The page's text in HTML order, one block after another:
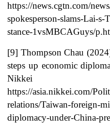
https://news.cgtn.com/
spokesperson-slams-Lai-s-
stance-1vsMBCAGuys/
[9] Thompson Chau
steps up economic
https://asia.nikkei.com/
relations/Taiwan-foreign-
diplomacy-under-China-